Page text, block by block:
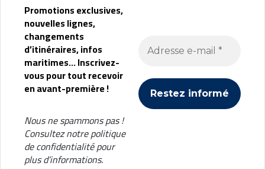
Promotions exclusives,
nouvelles lignes,
changements
d’itinéraires, infos
maritimes... Inscrivez-
vous pour tout recevoir
en avant-première !
Nous ne spammons pas !
Consultez notrepolitique
de confidentialitépour
plus d’informations.